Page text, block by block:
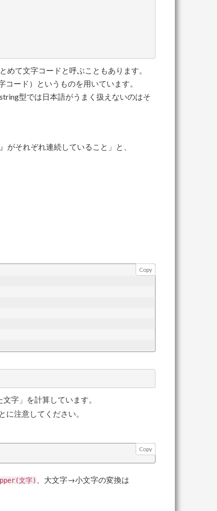
て文字コードと呼ぶこともあります。
コード）というものを用いています。
型では日本語がうまく扱えないのはそ
』がそれぞれ連続していること」と、
Copy
字」を計算しています。
注意してください。
Copy
文字) 、大文字→小文字の変換は